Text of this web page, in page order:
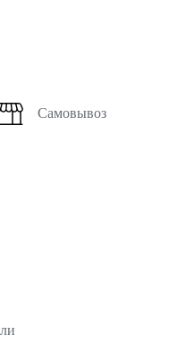
Самовывоз